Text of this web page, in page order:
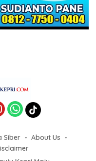
Siber
About Us